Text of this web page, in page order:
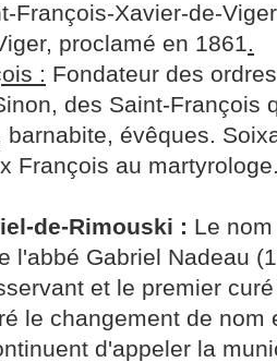
François-Xavier-de-
proclamé en 1861
: Fondateur des
des Saint-François
barnabite, évêques.
François au
de-Rimouski : Le
l'abbé Gabriel Nadeau
et le premier
le changement de nom
d'appeler la